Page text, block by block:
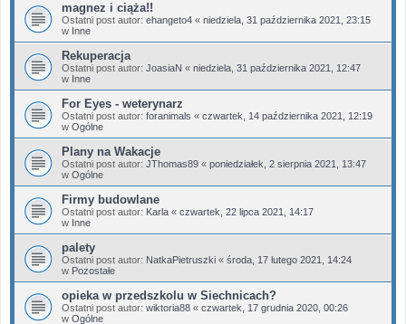
magnez i ciąża!!
Ostatni post autor: ehangeto4 « niedziela, 31 października 2021, 23:15
w Inne
Rekuperacja
Ostatni post autor: JoasiaN « niedziela, 31 października 2021, 12:47
w Inne
For Eyes - weterynarz
Ostatni post autor: foranimals « czwartek, 14 października 2021, 12:19
w Ogólne
Plany na Wakacje
Ostatni post autor: JThomas89 « poniedziałek, 2 sierpnia 2021, 13:47
w Ogólne
Firmy budowlane
Ostatni post autor: Karla « czwartek, 22 lipca 2021, 14:17
w Inne
palety
Ostatni post autor: NatkaPietruszki « środa, 17 lutego 2021, 14:24
w Pozostałe
opieka w przedszkolu w Siechnicach?
Ostatni post autor: wiktoria88 « czwartek, 17 grudnia 2020, 00:26
w Ogólne